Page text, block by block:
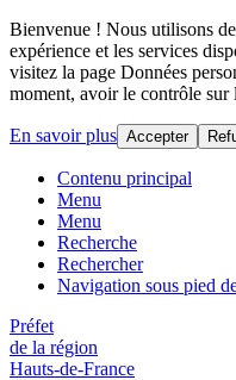
Bienvenue ! Nous utilisons
expérience et les services
visitez la page Données
moment, avoir le contrôle sur
En savoir plus Accepter
Contenu principal
Menu
Menu
Recherche
Rechercher
Navigation sous pied
Préfet
de la région
Hauts-de-France